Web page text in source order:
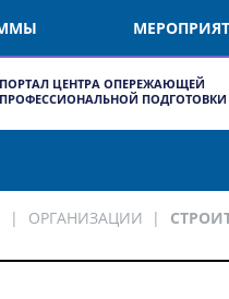
ПОРТАЛ ЦЕНТРА ОПЕРЕЖАЮЩЕЙ
ПРОФЕССИОНАЛЬНОЙ ПОДГОТОВКИ
ОРГАНИЗАЦИИ